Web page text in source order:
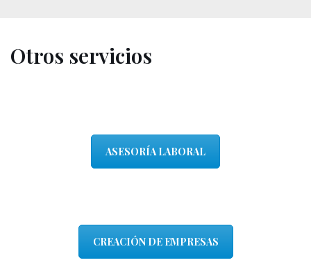
Otros servicios
ASESORÍA LABORAL
CREACIÓN DE EMPRESAS